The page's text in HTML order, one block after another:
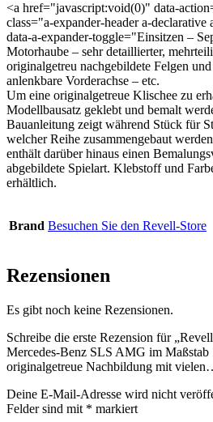
<a href="javascript:void(0)" data-
class="a-expander-header a-declarative
data-a-expander-toggle="Einsitzen –
Motorhaube – sehr detaillierter,
originalgetreu nachgebildete Felgen
anlenkbare Vorderachse – etc.
Um eine originalgetreue Klischee zu
Modellbausatz geklebt und bemalt
Bauanleitung zeigt während Stück für
welcher Reihe zusammengebaut
enthält darüber hinaus einen
abgebildete Spielart. Klebstoff und
erhältlich.
Brand Besuchen Sie den Revell-Store
Rezensionen
Es gibt noch keine Rezensionen.
Schreibe die erste Rezension für
Mercedes-Benz SLS AMG im Maßstab
originalgetreue Nachbildung mit
Deine E-Mail-Adresse wird nicht
Felder sind mit * markiert